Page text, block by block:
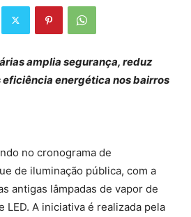
amplia segurança, reduz
energética nos bairros
no cronograma de
de iluminação pública, com a
antigas lâmpadas de vapor de
LED. A iniciativa é realizada pela